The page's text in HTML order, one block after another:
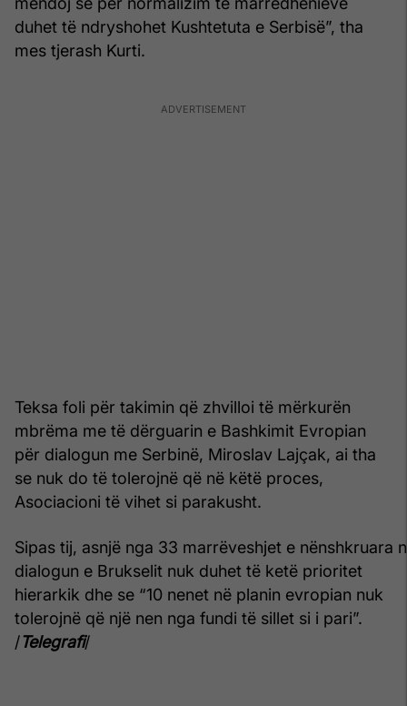
duhet të ndryshohet Kushtetuta e Serbisë”, tha
mes tjerash Kurti.
Teksa foli për takimin që zhvilloi të mërkurën
mbrëma me të dërguarin e Bashkimit Evropian
për dialogun me Serbinë, Miroslav Lajçak, ai tha
se nuk do të tolerojnë që në këtë proces,
Asociacioni të vihet si parakusht.
Sipas tij, asnjë nga 33 marrëveshjet e nënshkruara
dialogun e Brukselit nuk duhet të ketë prioritet
hierarkik dhe se “10 nenet në planin evropian nuk
tolerojnë që një nen nga fundi të sillet si i pari”.
/Telegrafi/